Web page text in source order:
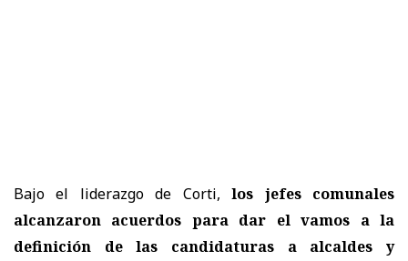
Bajo el liderazgo de Corti, los jefes comunales
alcanzaron acuerdos para dar el vamos a la
definición de las candidaturas a alcaldes y